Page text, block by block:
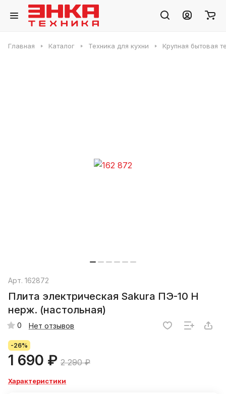
Главная Каталог Техника для кухни Крупная бытовая
Арт. 162872
Плита электрическая Sakura ПЭ-10 Н
нерж. (настольная)
0 Нет отзывов
-26%
1 690 ₽ 2 290 ₽
Характеристики